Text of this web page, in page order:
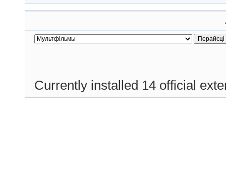
Currently installed 14 official